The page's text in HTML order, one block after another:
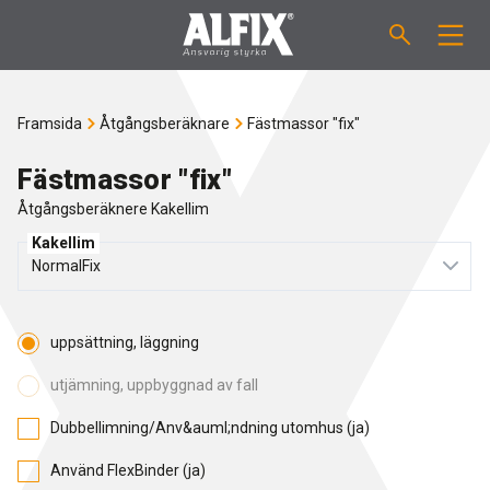
Spackelmassor "Mix"
Fästmassor "Fix"
Fogmassor
VÄGLEDNINGAR
Om Alfix
Referencer
NYHETER
KONTAKT
Medarbetare
SE
Framsida Åtgångsberäknare Fästmassor "fix"
Fästmassor "fix"
Åtgångsberäknere Kakellim
Kakellim
uppsättning, läggning
utjämning, uppbyggnad av fall
Dubbellimning/Anv&auml;ndning utomhus (ja)
Använd FlexBinder (ja)